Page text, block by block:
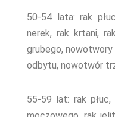
50-54 lata: rak
nerek, rak krtani,
grubego, nowotwory
odbytu, nowotwór
55-59 lat: rak